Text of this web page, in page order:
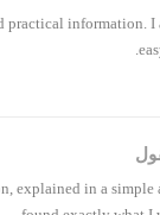
practical information. I
explained in a simple